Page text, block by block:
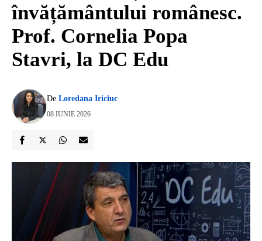
învățământului românesc.
Prof. Cornelia Popa
Stavri, la DC Edu
De Loredana Iriciuc
08 IUNIE 2026